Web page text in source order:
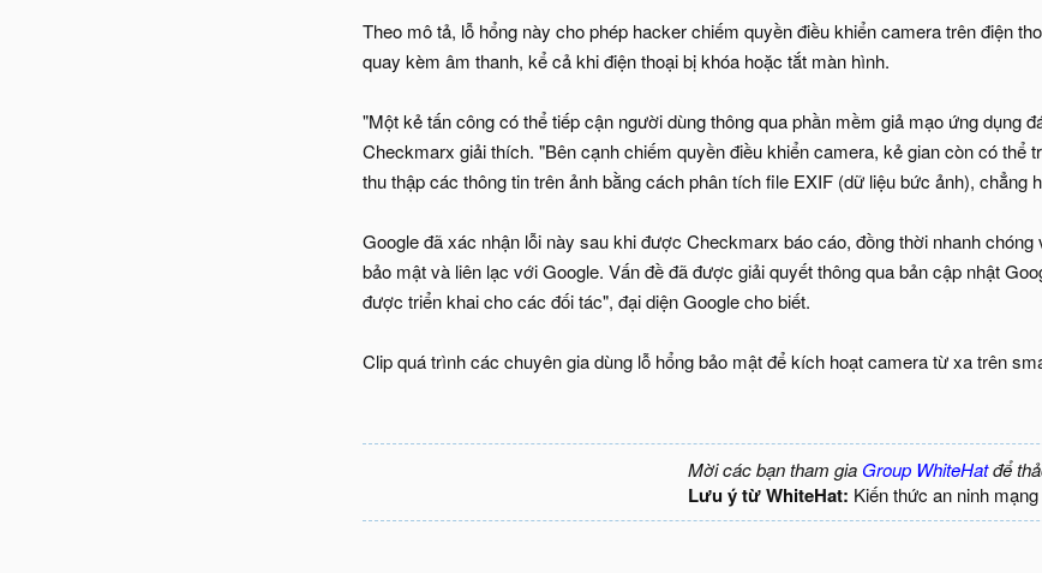
Theo mô tả, lỗ hổng này cho phép hacker chiếm quyền điều khiển camera trên điện
quay kèm âm thanh, kể cả khi điện thoại bị khóa hoặc tắt màn hình.
"Một kẻ tấn công có thể tiếp cận người dùng thông qua phần mềm giả mạo ứng dụng
Checkmarx giải thích. "Bên cạnh chiếm quyền điều khiển camera, kẻ gian còn có thể
thu thập các thông tin trên ảnh bằng cách phân tích file EXIF (dữ liệu bức ảnh), chẳng
Google đã xác nhận lỗi này sau khi được Checkmarx báo cáo, đồng thời nhanh
bảo mật và liên lạc với Google. Vấn đề đã được giải quyết thông qua bản cập nhật
được triển khai cho các đối tác", đại diện Google cho biết.
Clip quá trình các chuyên gia dùng lỗ hổng bảo mật để kích hoạt camera từ xa trên
Mời các bạn tham gia Group WhiteHatđể
Lưu ý từ WhiteHat: Kiến thức an ninh